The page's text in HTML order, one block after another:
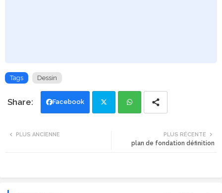
Tags Dessin
Facebook
ats
PLUS RÉCENTE
plan de fondation définition
PLUS ANCIENNE